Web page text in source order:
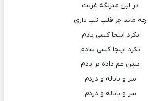
در این منزلگه غربت
چه ماند جز قلب تب داری
نکرد اینجا کسی یادم
نکرد اینجا کسی شادم
ببین غم داده بر بادم
سر و پاناله و دردم
سر و پاناله و دردم